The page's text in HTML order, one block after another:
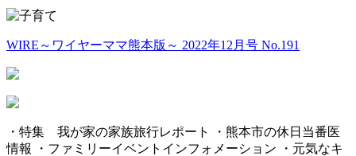
WIRE～ワイヤーママ熊本版～ 2022年12月号 No.191
・特集 我が家の家族旅行レポート ・熊本市の休日当番医
情報 ・ファミリーイベントインフォメーション ・元気なキ